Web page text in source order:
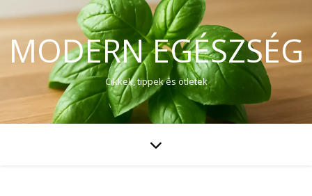
MODERN EGÉSZSÉG
Cikkek, tippek és ötletek